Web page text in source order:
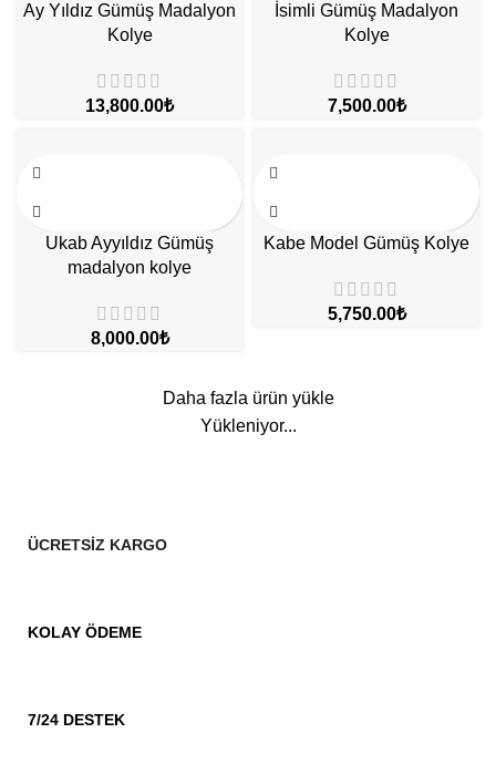
Ay Yıldız Gümüş Madalyon
Kolye
₺
İsimli Gümüş Madalyon
Kolye
₺
Ukab Ayyıldız Gümüş
madalyon kolye
₺
Kabe Model Gümüş Kolye
₺
Daha fazla ürün yükle
Yükleniyor...
ÜCRETSİZ KARGO
KOLAY ÖDEME
7/24 DESTEK